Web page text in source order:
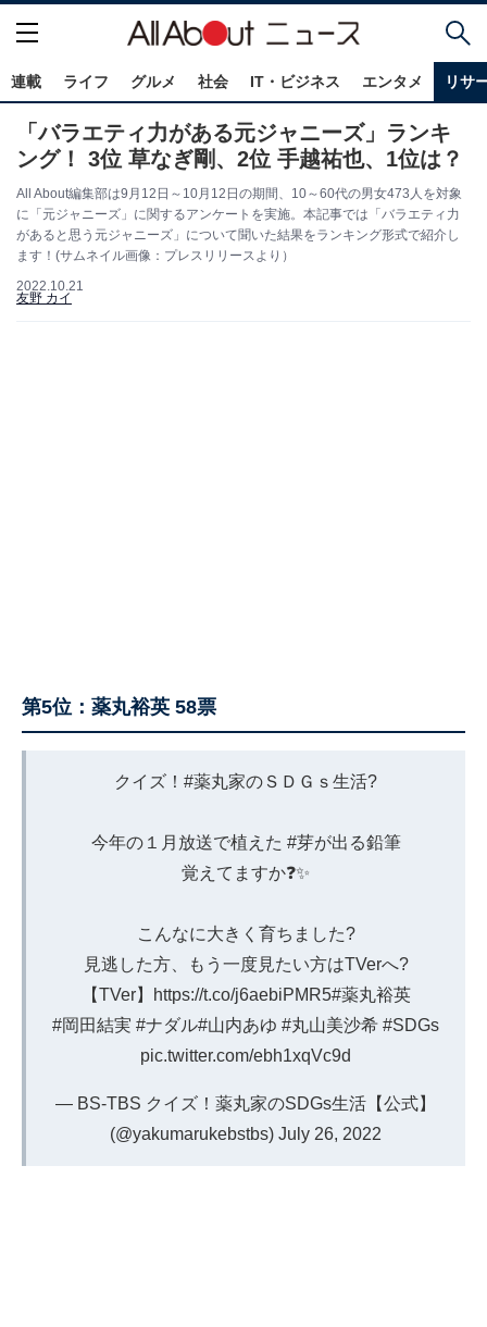
連載 ライフ グルメ 社会 IT・ビジネス エンタメ リサ
「バラエティ力がある元ジャニーズ」ランキ
ング！ 3位 草なぎ剛、2位 手越祐也、1位は？
All About編集部は9月12日～10月12日の期間、10～60代の男女473人を対象
に「元ジャニーズ」に関するアンケートを実施。本記事では「バラエティ力
があると思う元ジャニーズ」について聞いた結果をランキング形式で紹介し
ます！(サムネイル画像：プレスリリースより）
2022.10.21
友野 カイ
第5位：薬丸裕英 58票
クイズ！ #薬丸家のＳＤＧｓ生活?
今年の１月放送で植えた #芽が出る鉛筆
覚えてますか❓✨
こんなに大きく育ちました?
見逃した方、もう一度見たい方はTVerへ?
【TVer】
https://t.co/j6aebiPMR5#薬丸裕英
#岡田結実 #ナダル#山内あゆ #丸山美沙希 #SDGs
pic.twitter.com/ebh1xqVc9d
— BS‐TBS クイズ！薬丸家のSDGs生活【公式】
(@yakumarukebstbs) July 26, 2022